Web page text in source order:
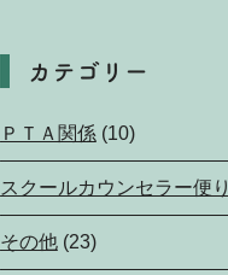
カテゴリー
ＰＴＡ関係(10)
スクールカウンセラー便り
その他(23)